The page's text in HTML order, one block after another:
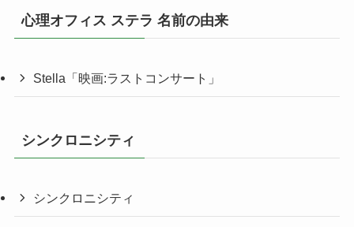
心理オフィス ステラ 名前の由来
Stella「映画:ラストコンサート」
シンクロニシティ
シンクロニシティ